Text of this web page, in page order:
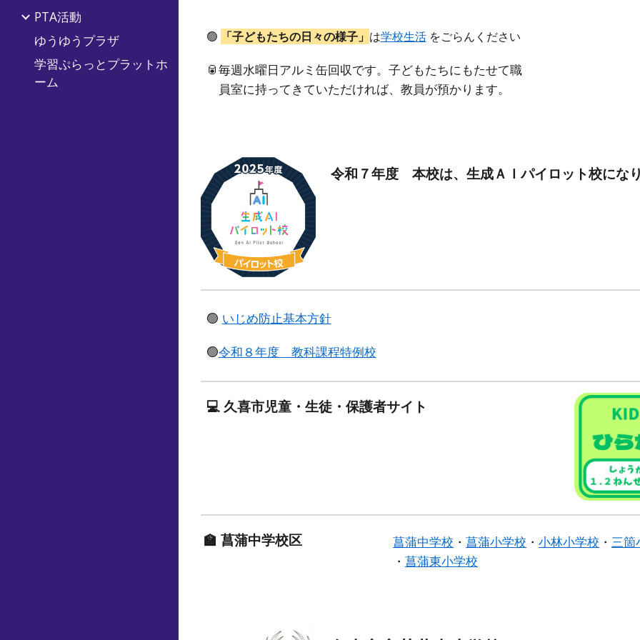
PTA活動
ゆうゆうプラザ
学習ぷらっとプラットホ
ーム
🟢 「子どもたちの日々の様子」 は学校生活をごらんください
🥫毎週水曜日アルミ缶回収です。子どもたちにもたせて職
員室に持ってきていただければ、教員が預かります。
令和７年度 本校は、生成ＡＩパイロット校になり
🟢 いじめ防止基本方針
🟢令和８年度 教科課程特例校
💻 久喜市児童・生徒・保護者サイト
🏫 菖蒲中学校区 菖蒲中学校 ・菖蒲小学校 ・小林小学校 ・三箇
・菖蒲東小学校